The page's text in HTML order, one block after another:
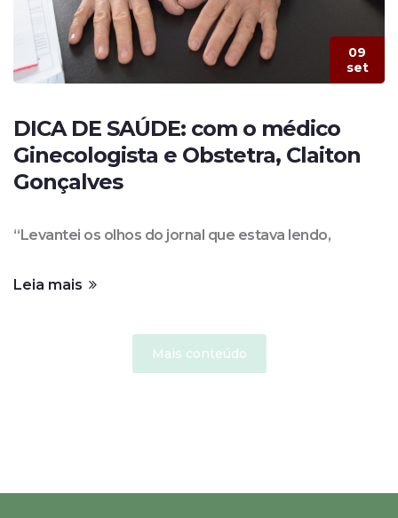
09
set
DICA DE SAÚDE: com o médico
Ginecologista e Obstetra, Claiton
Gonçalves
“Levantei os olhos do jornal que estava lendo,
Leia mais
Mais conteúdo